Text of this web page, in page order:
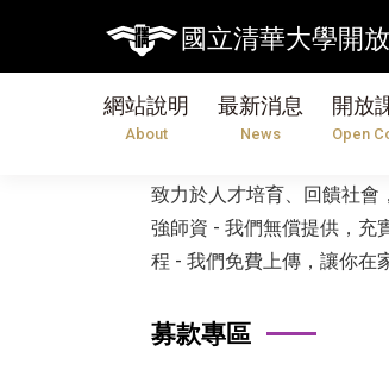
國立清華大學開
網站說明
About
最新消息
News
開放
Open
國立清華大學開放式
致力於人才培育、回饋社會
強師資 - 我們無償提供，充
程 - 我們免費上傳，讓你在
募款專區